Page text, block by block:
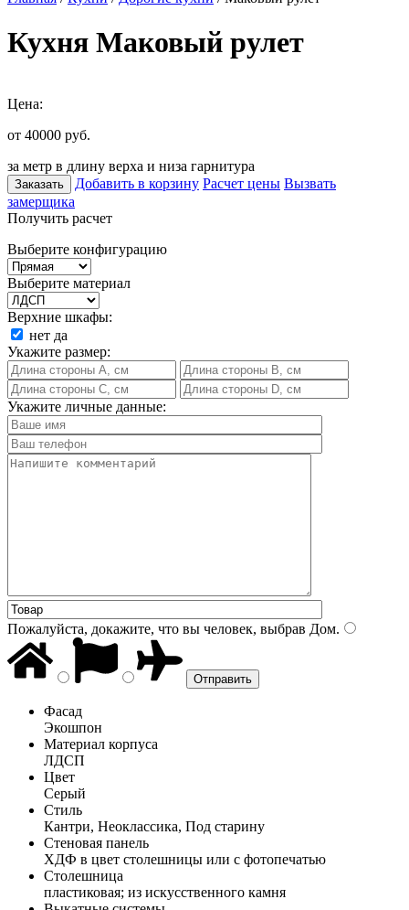
Кухня Маковый рулет
Цена:
от 40000 руб.
за метр в длину верха и низа гарнитура
Заказать Добавить в корзину Расчет цены Вызвать
замерщика
Получить расчет
Выберите конфигурацию
Выберите материал
Верхние шкафы:
нет да
Укажите размер:
Укажите личные данные:
Пожалуйста, докажите, что вы человек, выбрав Дом.
Фасад
Экошпон
Материал корпуса
ЛДСП
Цвет
Серый
Стиль
Кантри, Неоклассика, Под старину
Стеновая панель
ХДФ в цвет столешницы или с фотопечатью
Столешница
пластиковая; из искусственного камня